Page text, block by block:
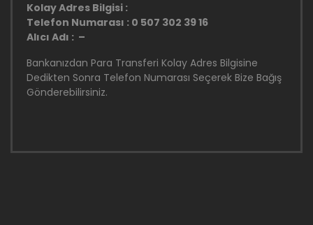
Kolay Adres Bilgisi :
Telefon Numarası : 0 507 302 39 16
Alıcı Adı : –
Bankanızdan Para Transferi Kolay Adres Bilgisine
Dedikten Sonra Telefon Numarası Seçerek Bize Bağış
Gönderebilirsiniz.